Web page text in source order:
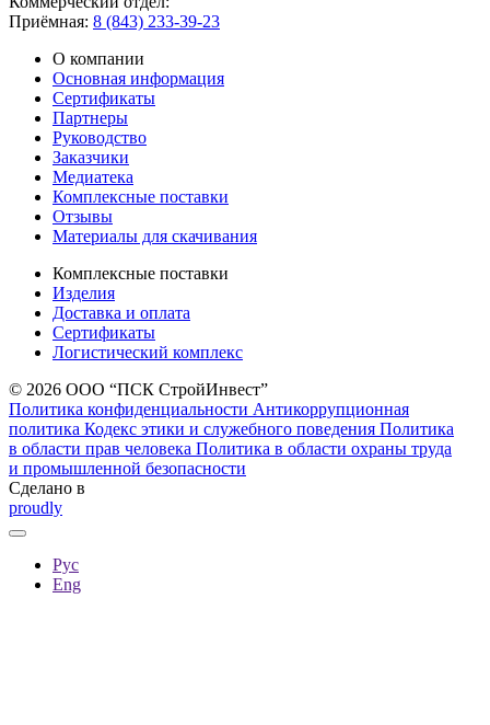
Приёмная: 8 (843) 233-39-23
О компании
Основная информация
Сертификаты
Партнеры
Руководство
Заказчики
Медиатека
Комплексные поставки
Отзывы
Материалы для скачивания
Комплексные поставки
Изделия
Доставка и оплата
Сертификаты
Логистический комплекс
© 2026 ООО “ПСК СтройИнвест”
Политика конфиденциальности Антикоррупционная
политика Кодекс этики и служебного поведения Политика
в области прав человека Политика в области охраны труда
и промышленной безопасности
Сделано в
proudly
Руc
Eng